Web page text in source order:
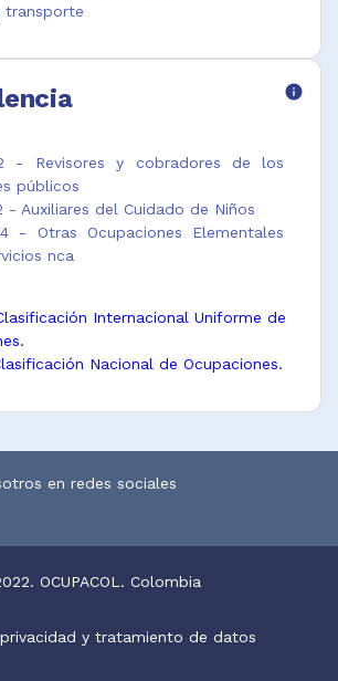
transporte
info
- Revisores y cobradores de los
públicos
- Auxiliares del Cuidado de Niños
- Otras Ocupaciones Elementales
nca
Internacional Uniforme de
Nacional de Ocupaciones.
en redes sociales
OCUPACOL. Colombia
y tratamiento de datos